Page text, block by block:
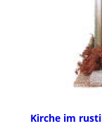
Kirche im